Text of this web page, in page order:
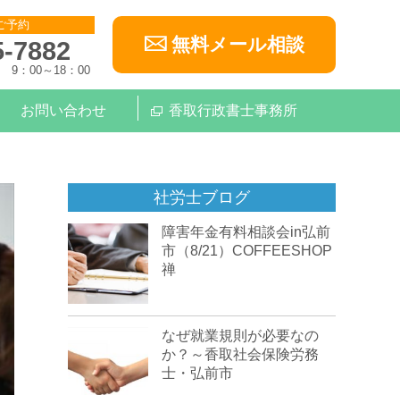
予約
7882
9：00～18：00
無料メール相談
お問い合わせ 香取行政書士事務所
社労士ブログ
障害年金有料相談会in弘前
市（8/21）COFFEESHOP
禅
なぜ就業規則が必要なの
か？～香取社会保険労務
士・弘前市